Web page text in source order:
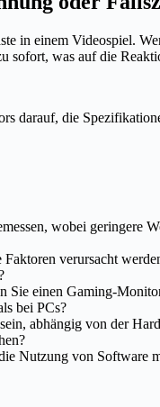
in einem Videospiel.
sofort, was auf die
darauf, die
wobei geringere
verursacht
Sie einen Gaming-
bei PCs?
abhängig von der
Nutzung von Software